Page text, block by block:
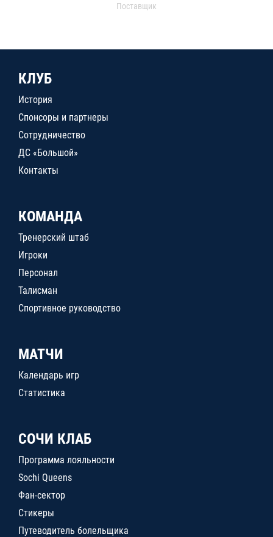
Поставщик
КЛУБ
История
Спонсоры и партнеры
Сотрудничество
ДС «Большой»
Контакты
КОМАНДА
Тренерский штаб
Игроки
Персонал
Талисман
Спортивное руководство
МАТЧИ
Календарь игр
Статистика
СОЧИ КЛАБ
Программа лояльности
Sochi Queens
Фан-сектор
Стикеры
Путеводитель болельщика